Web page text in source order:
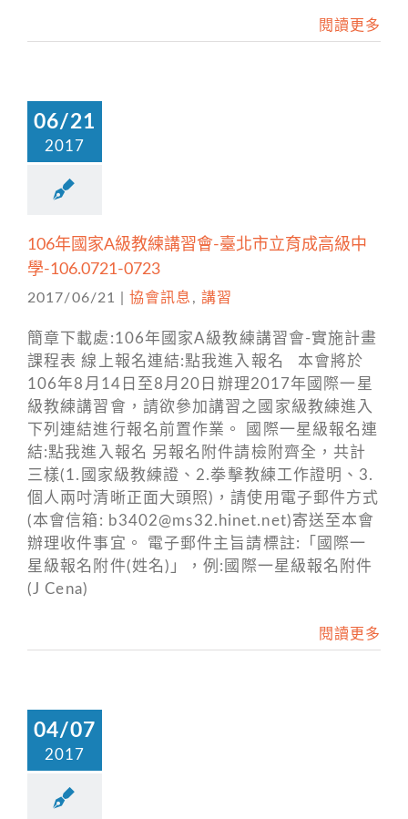
閱讀更多
06/21
2017
106年國家A級教練講習會-臺北市立育成高級中
學-106.0721-0723
2017/06/21 協會訊息 , 講習
簡章下載處:106年國家A級教練講習會-實施計畫
課程表 線上報名連結:點我進入報名 本會將於
106年8月14日至8月20日辦理2017年國際一星
級教練講習會，請欲參加講習之國家級教練進入
下列連結進行報名前置作業。 國際一星級報名連
結:點我進入報名 另報名附件請檢附齊全，共計
三樣(1.國家級教練證、2.拳擊教練工作證明、3.
個人兩吋清晰正面大頭照)，請使用電子郵件方式
(本會信箱: b3402@ms32.hinet.net)寄送至本會
辦理收件事宜。 電子郵件主旨請標註:「國際一
星級報名附件(姓名)」，例:國際一星級報名附件
(J Cena)
閱讀更多
04/07
2017